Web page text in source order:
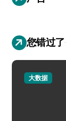
您错过了
大数据